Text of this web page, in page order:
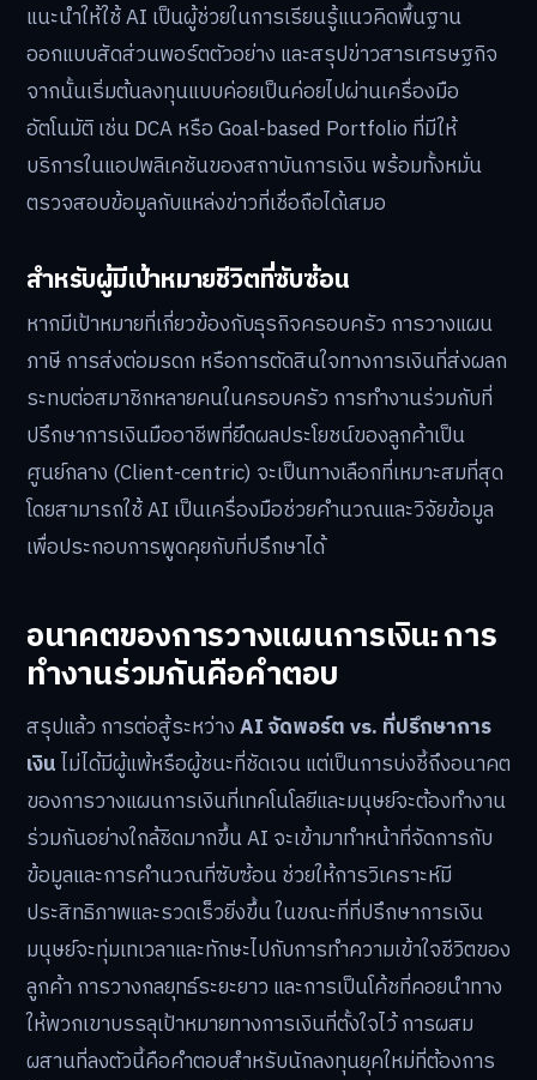
แนะนำให้ใช้ AI เป็นผู้ช่วยในการเรียนรู้แนวคิดพื้นฐาน
ออกแบบสัดส่วนพอร์ตตัวอย่าง และสรุปข่าวสารเศรษฐกิจ
จากนั้นเริ่มต้นลงทุนแบบค่อยเป็นค่อยไปผ่านเครื่องมือ
อัตโนมัติ เช่น DCA หรือ Goal-based Portfolio ที่มีให้
บริการในแอปพลิเคชันของสถาบันการเงิน พร้อมทั้งหมั่น
ตรวจสอบข้อมูลกับแหล่งข่าวที่เชื่อถือได้เสมอ
สำหรับผู้มีเป้าหมายชีวิตที่ซับซ้อน
หากมีเป้าหมายที่เกี่ยวข้องกับธุรกิจครอบครัว การวางแผน
ภาษี การส่งต่อมรดก หรือการตัดสินใจทางการเงินที่ส่งผลก
ระทบต่อสมาชิกหลายคนในครอบครัว การทำงานร่วมกับที่
ปรึกษาการเงินมืออาชีพที่ยึดผลประโยชน์ของลูกค้าเป็น
ศูนย์กลาง (Client-centric) จะเป็นทางเลือกที่เหมาะสมที่สุด
โดยสามารถใช้ AI เป็นเครื่องมือช่วยคำนวณและวิจัยข้อมูล
เพื่อประกอบการพูดคุยกับที่ปรึกษาได้
อนาคตของการวางแผนการเงิน: การ
ทำงานร่วมกันคือคำตอบ
สรุปแล้ว การต่อสู้ระหว่างAI จัดพอร์ต vs. ที่ปรึกษาการ
เงินไม่ได้มีผู้แพ้หรือผู้ชนะที่ชัดเจน แต่เป็นการบ่งชี้ถึงอนาคต
ของการวางแผนการเงินที่เทคโนโลยีและมนุษย์จะต้องทำงาน
ร่วมกันอย่างใกล้ชิดมากขึ้น AI จะเข้ามาทำหน้าที่จัดการกับ
ข้อมูลและการคำนวณที่ซับซ้อน ช่วยให้การวิเคราะห์มี
ประสิทธิภาพและรวดเร็วยิ่งขึ้น ในขณะที่ที่ปรึกษาการเงิน
มนุษย์จะทุ่มเทเวลาและทักษะไปกับการทำความเข้าใจชีวิตของ
ลูกค้า การวางกลยุทธ์ระยะยาว และการเป็นโค้ชที่คอยนำทาง
ให้พวกเขาบรรลุเป้าหมายทางการเงินที่ตั้งใจไว้ การผสม
ผสานที่ลงตัวนี้คือคำตอบสำหรับนักลงทุนยุคใหม่ที่ต้องการ